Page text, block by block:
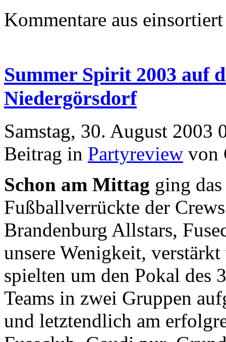
Kommentare aus
Summer Spirit 2003 auf
Niedergörsdorf
Samstag, 30. August 2003
Beitrag in Partyreview von
Schon am Mittag ging
Fußballverrückte der
Brandenburg Allstars,
unsere Wenigkeit,
spielten um den Pokal des
Teams in zwei Gruppen
und letztendlich am